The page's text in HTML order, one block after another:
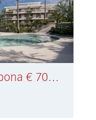
Appartement Estepona € 701.610,-